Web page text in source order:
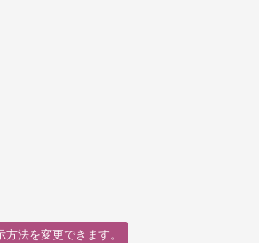
方法を変更できます。